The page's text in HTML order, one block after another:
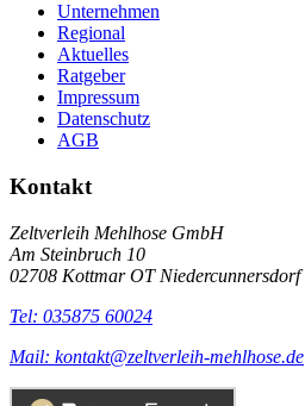
Unternehmen
Regional
Aktuelles
Ratgeber
Impressum
Datenschutz
AGB
Kontakt
Zeltverleih Mehlhose GmbH
Am Steinbruch 10
02708 Kottmar OT Niedercunnersdorf
Tel: 035875 60024
Mail: kontakt@zeltverleih-mehlhose.de